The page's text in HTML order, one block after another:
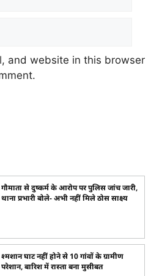
and website in this browser
गौमाता से दुष्कर्म के आरोप पर पुलिस जांच जारी,
थाना प्रभारी बोले- अभी नहीं मिले ठोस साक्ष्य
श्मशान घाट नहीं होने से 10 गांवों के ग्रामीण
परेशान, बारिश में रास्ता बना मुसीबत